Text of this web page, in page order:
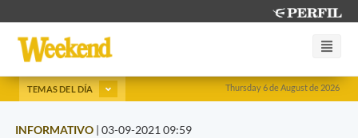
Thursday 6 de August de 2026
TEMAS DEL DÍA
INFORMATIVO | 03-09-2021 09:59